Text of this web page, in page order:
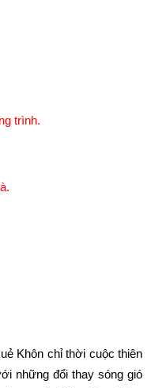
trình.
Khôn chỉ thời cuộc thiên
những đổi thay sóng gió